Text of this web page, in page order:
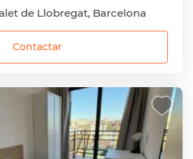
de Llobregat, Barcelona
Contactar